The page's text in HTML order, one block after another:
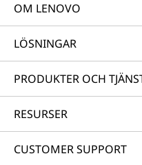
OM LENOVO
LÖSNINGAR
PRODUKTER OCH
RESURSER
CUSTOMER SUPPORT